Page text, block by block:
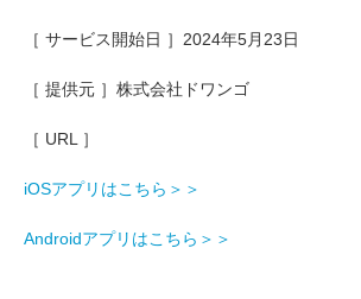
［ サービス開始日 ］2024年5月23日
［ 提供元 ］株式会社ドワンゴ
［ URL ］
iOSアプリはこちら＞＞
Androidアプリはこちら＞＞